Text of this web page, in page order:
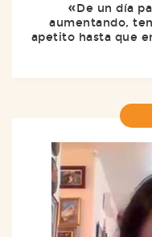
De un día
aumentando,
apetito hasta que